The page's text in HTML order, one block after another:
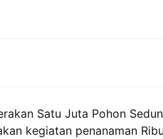
Satu Juta Pohon
kegiatan penanaman